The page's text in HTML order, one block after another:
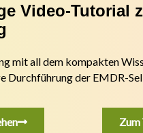
Video-Tutorial
mit all dem kompakten
Durchführung der EMDR-